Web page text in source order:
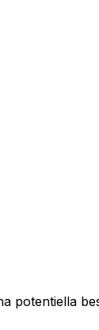
potentiella